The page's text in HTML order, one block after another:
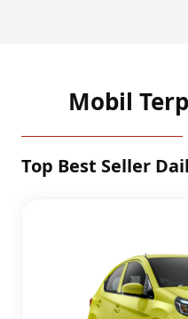
Mobil
Top Best Seller